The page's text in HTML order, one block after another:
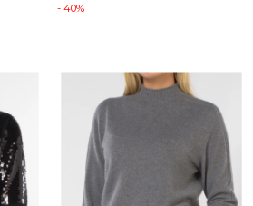
- 40%